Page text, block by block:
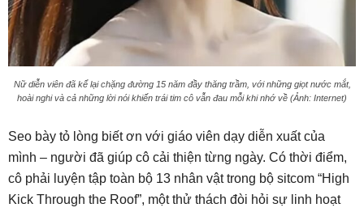
Nữ diễn viên đã kể lại chặng đường 15 năm đầy thăng trầm, với những giọt nước mắt,
hoài nghi và cả những lời nói khiến trái tim cô vẫn đau mỗi khi nhớ về (Ảnh: Internet)
Seo bày tỏ lòng biết ơn với giáo viên dạy diễn xuất của
mình – người đã giúp cô cải thiện từng ngày. Có thời điểm,
cô phải luyện tập toàn bộ 13 nhân vật trong bộ sitcom “High
Kick Through the Roof”, một thử thách đòi hỏi sự linh hoạt